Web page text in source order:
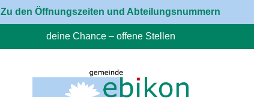
Zu den Öffnungszeiten und Abteilungsnummern
deine Chance – offene Stellen